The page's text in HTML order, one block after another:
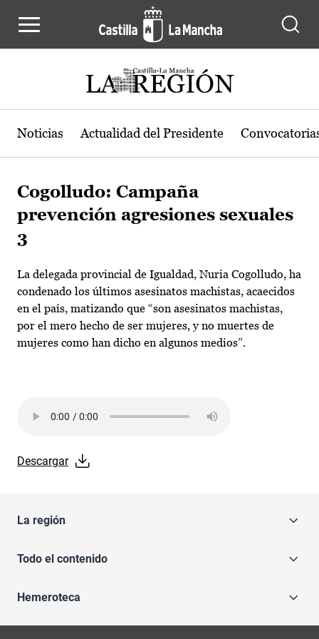
Noticias Actualidad del Presidente
Cogolludo: Campaña
prevención agresiones sexuales
3
La delegada provincial de Igualdad, Nuria Cogolludo, ha
condenado los últimos asesinatos machistas, acaecidos
en el país, matizando que “son asesinatos machistas,
por el mero hecho de ser mujeres, y no muertes de
mujeres como han dicho en algunos medios”.
Descargar
La región
Todo el contenido
Hemeroteca